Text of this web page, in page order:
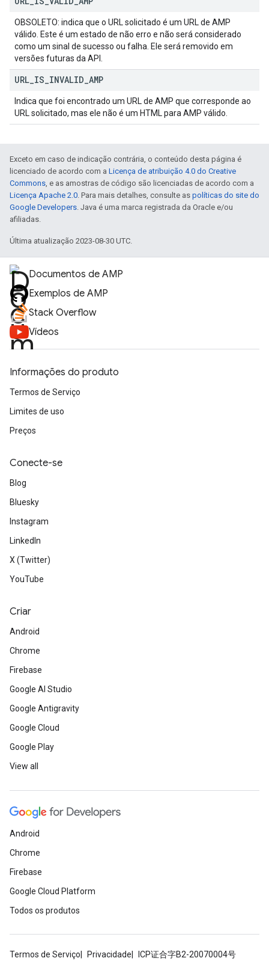
OBSOLETO: indica que o URL solicitado é um URL de AMP
válido. Este é um estado de não erro e não será considerado
como um sinal de sucesso ou falha. Ele será removido em
versões futuras da API.
URL IS INVALID AMP
Indica que foi encontrado um URL de AMP que corresponde ao
URL solicitado, mas ele não é um HTML para AMP válido.
Exceto em caso de indicação contrária, o conteúdo desta página é
licenciado de acordo com a Licença de atribuição 4.0 do Creative
Commons, e as amostras de código são licenciadas de acordo com a
Licença Apache 2.0. Para mais detalhes, consulte as políticas do site do
Google Developers. Java é uma marca registrada da Oracle e/ou
afiliadas.
Última atualização 2023-08-30 UTC.
Documentos de AMP
Exemplos de AMP
Stack Overflow
Vídeos
Informações do produto
Termos de Serviço
Limites de uso
Preços
Conecte-se
Blog
Bluesky
Instagram
LinkedIn
X (Twitter)
YouTube
Criar
Android
Chrome
Firebase
Google AI Studio
Google Antigravity
Google Cloud
Google Play
View all
Android
Chrome
Firebase
Google Cloud Platform
Todos os produtos
Termos de Serviço Privacidade
ICP证合字B2-20070004号